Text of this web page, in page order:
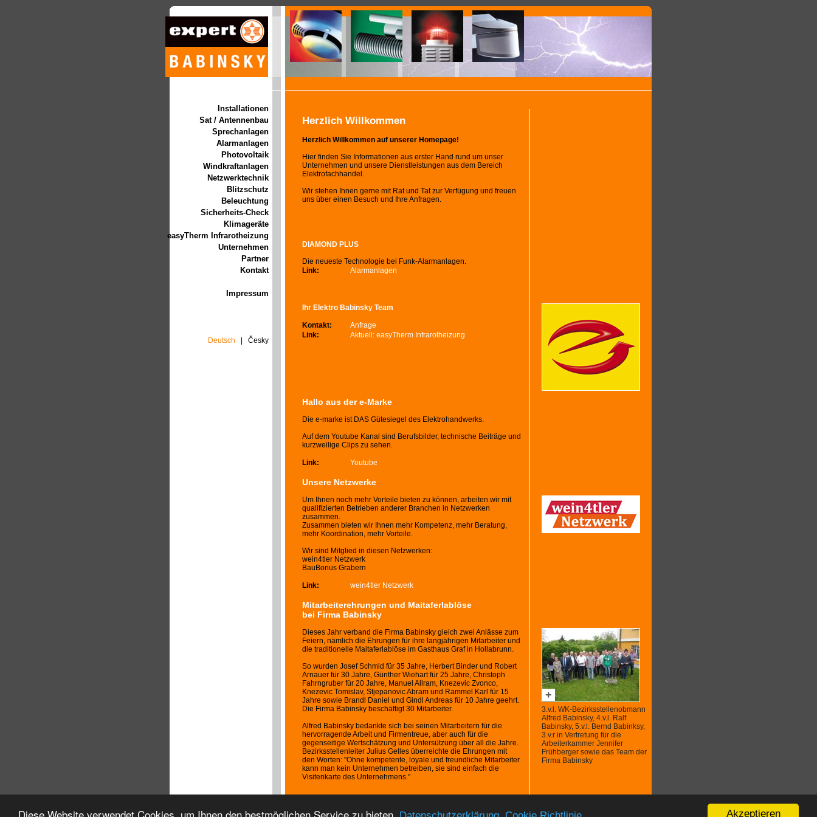
Akzeptieren
Diese Website verwendet Cookies, um Ihnen den bestmöglichen Service zu bieten.
Installationen
Sat / Antennenbau
Sprechanlagen
Alarmanlagen
Photovoltaik
Windkraftanlagen
Netzwerktechnik
Blitzschutz
Beleuchtung
Sicherheits-Check
Klimageräte
easyTherm Infrarotheizung
Unternehmen
Partner
Kontakt
Impressum
Deutsch Česky
Herzlich Willkommen
Herzlich Willkommen auf unserer Homepage!
Hier finden Sie Informationen aus erster Hand rund um unser
Unternehmen und unsere Dienstleistungen aus dem Bereich
Elektrofachhandel.
Wir stehen Ihnen gerne mit Rat und Tat zur Verfügung und freuen
uns über einen Besuch und Ihre Anfragen.
DIAMOND PLUS
Die neueste Technologie bei Funk-Alarmanlagen.
Link:
Alarmanlagen
Ihr Elektro Babinsky Team
Kontakt:
Anfrage
Link:
Aktuell: easyTherm Infrarotheizung
Hallo aus der e-Marke
Die e-marke ist DAS Gütesiegel des Elektrohandwerks.
Auf dem Youtube Kanal sind Berufsbilder, technische Beiträge und
kurzweilige Clips zu sehen.
Link: Youtube
Unsere Netzwerke
Um Ihnen noch mehr Vorteile bieten zu können, arbeiten wir mit
qualifizierten Betrieben anderer Branchen in Netzwerken
zusammen.
Zusammen bieten wir Ihnen mehr Kompetenz, mehr Beratung,
mehr Koordination, mehr Vorteile.
Wir sind Mitglied in diesen Netzwerken:
wein4tler Netzwerk
BauBonus Grabern
Link: wein4tler Netzwerk
Mitarbeiterehrungen und Maitaferlablöse
bei Firma Babinsky
Dieses Jahr verband die Firma Babinsky gleich zwei Anlässe zum
Feiern, nämlich die Ehrungen für ihre langjährigen Mitarbeiter und
die traditionelle Maitaferlablöse im Gasthaus Graf in Hollabrunn.
So wurden Josef Schmid für 35 Jahre, Herbert Binder und Robert
Arnauer für 30 Jahre, Günther Wiehart für 25 Jahre, Christoph
Fahrngruber für 20 Jahre, Manuel Allram, Knezevic Zvonco,
Knezevic Tomislav, Stjepanovic Abram und Rammel Karl für 15
Jahre sowie Brandl Daniel und Gindl Andreas für 10 Jahre geehrt.
Die Firma Babinsky beschäftigt 30 Mitarbeiter.
Alfred Babinsky bedankte sich bei seinen Mitarbeitern für die
hervorragende Arbeit und Firmentreue, aber auch für die
gegenseitige Wertschätzung und Untersützung über all die Jahre.
Bezirksstellenleiter Julius Gelles überreichte die Ehrungen mit
den Worten: "Ohne kompetente, loyale und freundliche Mitarbeiter
kann man kein Unternehmen betreiben, sie sind einfach die
Visitenkarte des Unternehmens."
+
3.v.l. WK-Bezirksstellenobmann
Alfred Babinsky, 4.v.l. Ralf
Babinsky, 5.v.l. Bernd Babinksy,
3.v.r in Vertretung für die
Arbeiterkammer Jennifer
Frühberger sowie das Team der
Firma Babinsky